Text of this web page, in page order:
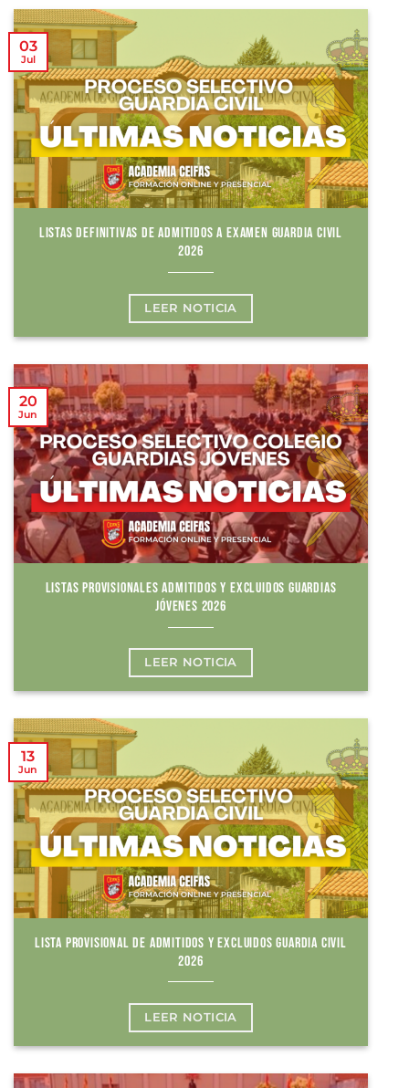
LISTAS DEFINITIVAS DE ADMITIDOS A EXAMEN GUARDIA CIVIL
2026
LEER NOTICIA
03
Jul
LISTAS PROVISIONALES ADMITIDOS Y EXCLUIDOS GUARDIAS
JÓVENES 2026
LEER NOTICIA
20
Jun
LISTA PROVISIONAL DE ADMITIDOS Y EXCLUIDOS GUARDIA CIVIL
2026
LEER NOTICIA
13
Jun